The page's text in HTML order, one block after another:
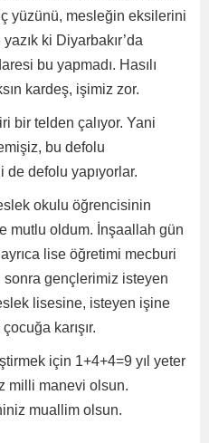
yüzünü, mesleğin eksilerini
ki Diyarbakır’da
bu yapmadı. Hasılı
kardeş, işimiz zor.
bir telden çalıyor. Yani
bu defolu
de defolu yapıyorlar.
okulu öğrencisinin
mutlu oldum. İnşaallah gün
lise öğretimi mecburi
sonra gençlerimiz isteyen
lisesine, isteyen işine
karışır.
için 1+4+4=9 yıl yeter
milli manevi olsun.
muallim olsun.